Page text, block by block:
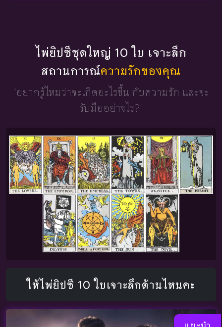
ไพ่ยิปซีชุดใหญ่ 10 ใบ เจาะลึก
สถานการณ์ความรักของคุณ
"อยากรู้ไหมว่าจะเกิดอะไรขึ้น กับความรัก และจะ
รับมืออย่างไร?"
ให้ไพ่ยิปซี 10 ใบเจาะลึกด้านไหนคะ